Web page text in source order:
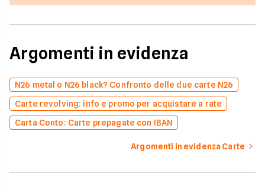
Argomenti in evidenza
N26 metal o N26 black? Confronto delle due carte N26
Carte revolving: info e promo per acquistare a rate
Carta Conto: Carte prepagate con IBAN
Argomenti in evidenza Carte